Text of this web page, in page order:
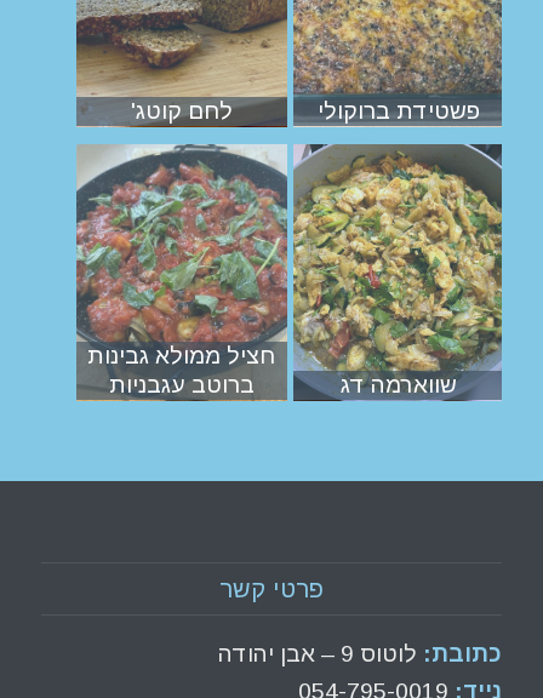
פשטידת ברוקולי לחם קוטג'
שווארמה דג
חציל ממולא גבינות
ברוטב עגבניות
פרטי קשר
כתובת: לוטוס 9 – אבן יהודה
נייד: 054-795-0019